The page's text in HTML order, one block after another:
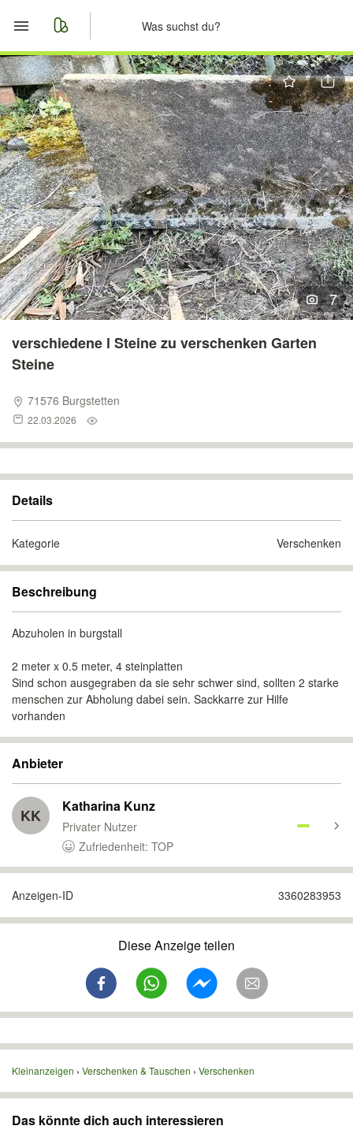
Start
Merkliste
Nachrichten
Anzeige aufgeben
7
verschiedene l Steine zu verschenken Garten
Steine
71576 Burgstetten
22.03.2026
Details
Kategorie Verschenken
Beschreibung
Abzuholen in burgstall
2 meter x 0.5 meter, 4 steinplatten
Sind schon ausgegraben da sie sehr schwer sind, sollten 2 starke
menschen zur Abholung dabei sein. Sackkarre zur Hilfe
vorhanden
Anbieter
KK Katharina Kunz
Privater Nutzer
Zufriedenheit: TOP
Anzeigen-ID 3360283953
Diese Anzeige teilen
Kleinanzeigen Verschenken & Tauschen Verschenken
Das könnte dich auch interessieren